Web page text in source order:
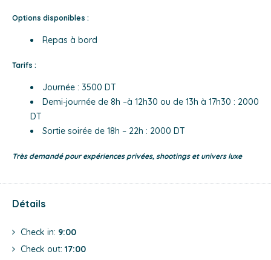
Options disponibles :
Repas à bord
Tarifs :
Journée : 3500 DT
Demi-journée de 8h –à 12h30 ou de 13h à 17h30 : 2000
DT
Sortie soirée de 18h – 22h : 2000 DT
Très demandé pour expériences privées, shootings et univers luxe
Détails
Check in: 9:00
Check out: 17:00